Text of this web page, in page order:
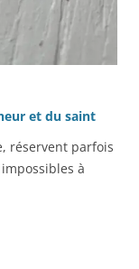
et du saint
réservent parfois
à